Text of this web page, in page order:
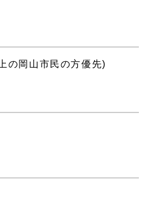
の岡山市民の方優先)